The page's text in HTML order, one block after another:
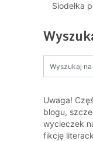
Siodełka
Uwaga!
blogu,
wycieczek
fikcję